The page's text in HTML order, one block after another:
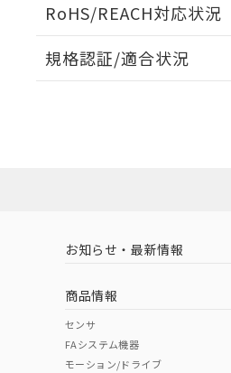
RoHS/REACH対応状況
EU RoHS 注意事項・凡例
中国 RoHS 注意事項・凡例
中国 RoHS表
Pb Hg
規格認証/適合状況
（イギリス
（ノルウェー
お知らせ・最新情報
商品情報
センサ
FAシステム機器
モーション/ドライブ